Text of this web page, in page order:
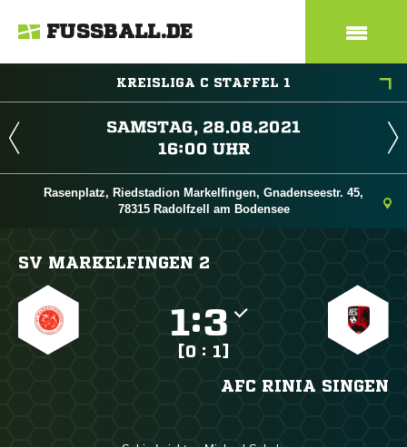
FUSSBALL.DE
KREISLIGA C STAFFEL 1
 
 
Rasenplatz, Riedstadion Markelfingen, Gnadenseestr. 45,
78315 Radolfzell am Bodensee
SV MARKELFINGEN 2
:
[0 : 1]
AFC RINIA SINGEN